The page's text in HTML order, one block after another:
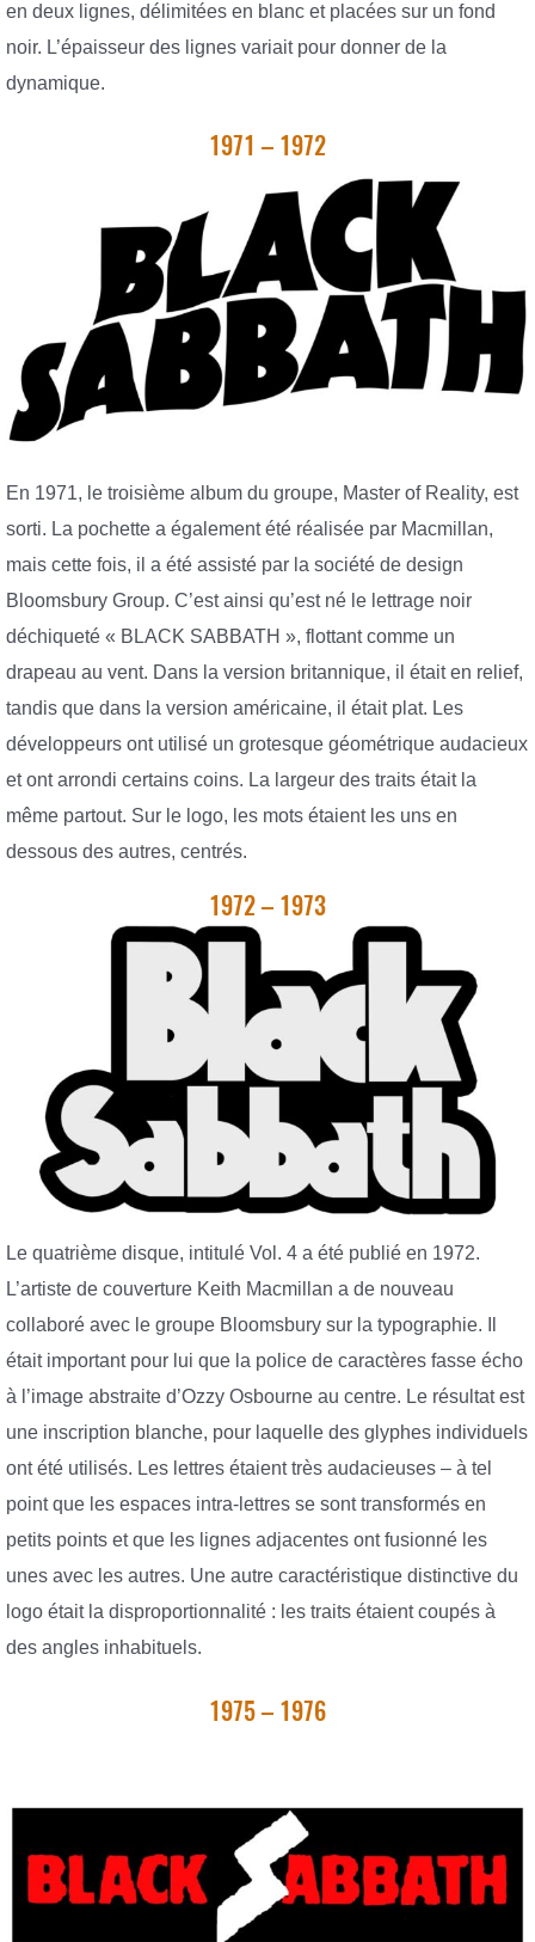
en deux lignes, délimitées en blanc et placées sur un fond
noir. L’épaisseur des lignes variait pour donner de la
dynamique.
1971 – 1972
En 1971, le troisième album du groupe, Master of Reality, est
sorti. La pochette a également été réalisée par Macmillan,
mais cette fois, il a été assisté par la société de design
Bloomsbury Group. C’est ainsi qu’est né le lettrage noir
déchiqueté « BLACK SABBATH », flottant comme un
drapeau au vent. Dans la version britannique, il était en relief,
tandis que dans la version américaine, il était plat. Les
développeurs ont utilisé un grotesque géométrique audacieux
et ont arrondi certains coins. La largeur des traits était la
même partout. Sur le logo, les mots étaient les uns en
dessous des autres, centrés.
1972 – 1973
Le quatrième disque, intitulé Vol. 4 a été publié en 1972.
L’artiste de couverture Keith Macmillan a de nouveau
collaboré avec le groupe Bloomsbury sur la typographie. Il
était important pour lui que la police de caractères fasse écho
à l’image abstraite d’Ozzy Osbourne au centre. Le résultat est
une inscription blanche, pour laquelle des glyphes individuels
ont été utilisés. Les lettres étaient très audacieuses – à tel
point que les espaces intra-lettres se sont transformés en
petits points et que les lignes adjacentes ont fusionné les
unes avec les autres. Une autre caractéristique distinctive du
logo était la disproportionnalité : les traits étaient coupés à
des angles inhabituels.
1975 – 1976